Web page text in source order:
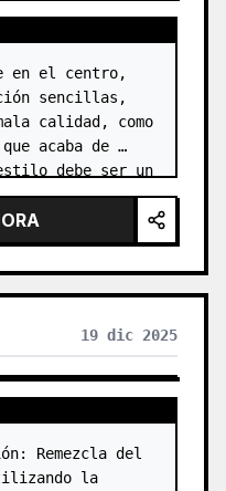
en el centro,
sencillas,
calidad, como
acaba de
debe ser un
a mano, estilo
de…
19 dic 2025
Remezcla del
la